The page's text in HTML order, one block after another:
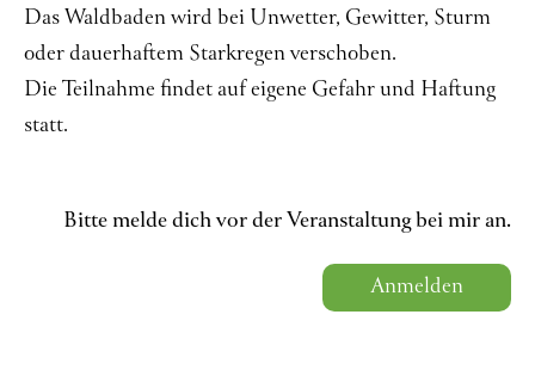
Das Waldbaden wird bei Unwetter, Gewitter, Sturm
oder dauerhaftem Starkregen verschoben.
Die Teilnahme findet auf eigene Gefahr und Haftung
statt.
Bitte melde dich vor der Veranstaltung bei mir an.
Anmelden